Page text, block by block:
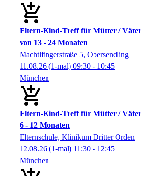
Eltern-Kind-Treff für Mütter /
von 13 - 24 Monaten
Machtlfingerstraße 5, Obersendling
11.08.26 (1-mal) 09:30 - 10:45
München
Eltern-Kind-Treff für Mütter /
6 - 12 Monaten
Elternschule, Klinikum Dritter Orden
12.08.26 (1-mal) 11:30 - 12:45
München